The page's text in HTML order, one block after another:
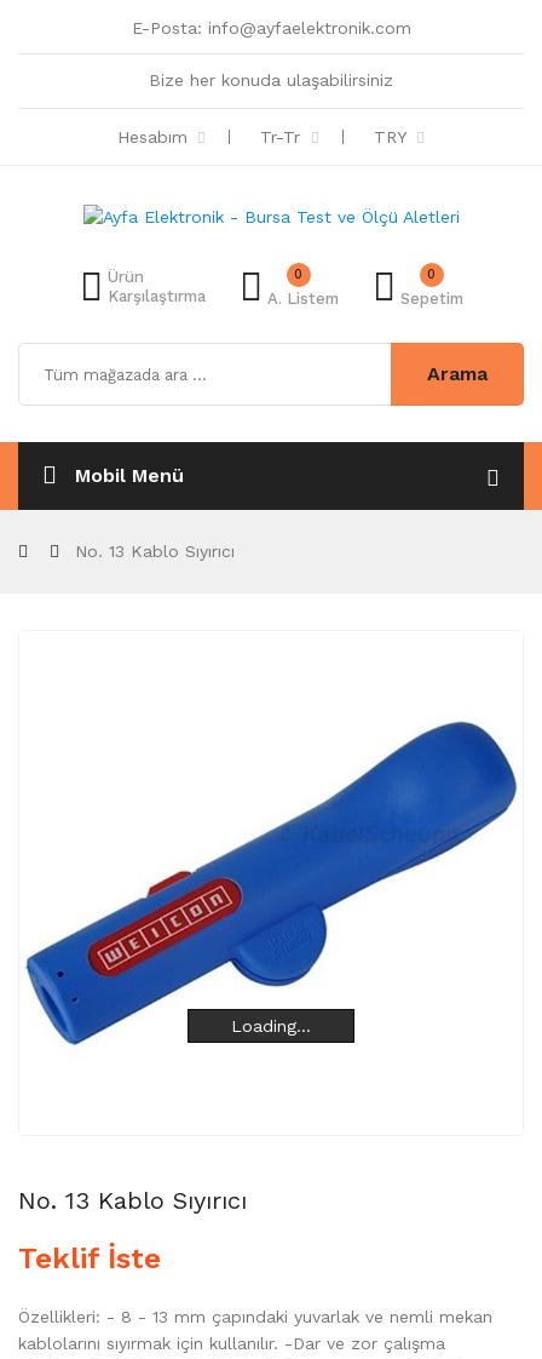
E-Posta: info@ayfaelektronik.com
Bize her konuda ulaşabilirsiniz
Hesabım Tr-Tr TRY
Ürün
Karşılaştırma
A. Listem
0 0
Sepetim
Arama
Mobil Menü
No. 13 Kablo Sıyırıcı
Loading...
Loading...
Loading...
Loading...
No. 13 Kablo Sıyırıcı
Teklif İste
Özellikleri: - 8 - 13 mm çapındaki yuvarlak ve nemli mekan
kablolarını sıyırmak için kullanılır. -Dar ve zor çalışma